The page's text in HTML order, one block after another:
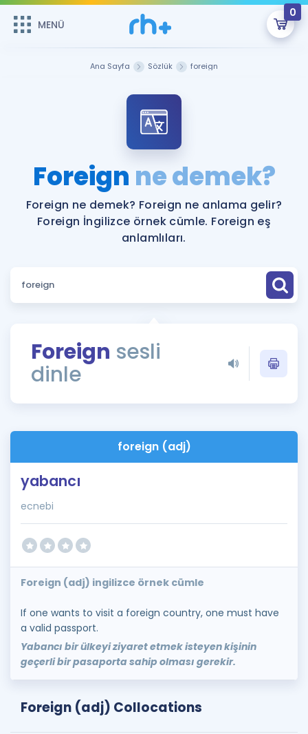
MENÜ
0
Şifremi Hatırlamıyorum
ÜYE DEĞİLİM
Sepetin Şu An Boş.
Remzi Hoca ile seni sınava hazırlayacak onlarca eğitim seni
bekliyor!
MENÜ
Katılımcı Görüşleri
Faydalı Araçlar
Sözlük
Rehberlik Aracı
ÖSYM Sınav Takvimi
İngilizce Gramer
Hakkımızda
Ana Sayfa Sözlük foreign
Foreign ne demek?
Foreign ne demek? Foreign ne anlama gelir?
Foreign İngilizce örnek cümle. Foreign eş
anlamlıları.
Foreign sesli
dinle
foreign (adj)
yabancı
ecnebi
Foreign (adj) ingilizce örnek cümle
If one wants to visit a foreign country, one must have
a valid passport.
Yabancı bir ülkeyi ziyaret etmek isteyen kişinin
geçerli bir pasaporta sahip olması gerekir.
Foreign (adj) Collocations